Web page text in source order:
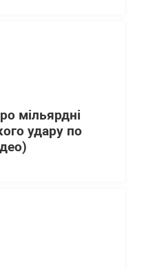
мільярдні
удару по